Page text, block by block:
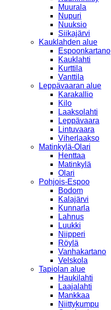
Muurala
Nupuri
Nuuksio
Siikajärvi
Kauklahden alue
Espoonkartano
Kauklahti
Kurttila
Vanttila
Leppävaaran alue
Karakallio
Kilo
Laaksolahti
Leppävaara
Lintuvaara
Viherlaakso
Matinkylä-Olari
Henttaa
Matinkylä
Olari
Pohjois-Espoo
Bodom
Kalajärvi
Kunnarla
Lahnus
Luukki
Niipperi
Röylä
Vanhakartano
Velskola
Tapiolan alue
Haukilahti
Laajalahti
Mankkaa
Niittykumpu